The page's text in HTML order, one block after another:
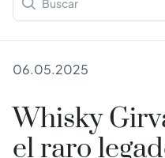
06.05.2025
Whisky
el raro